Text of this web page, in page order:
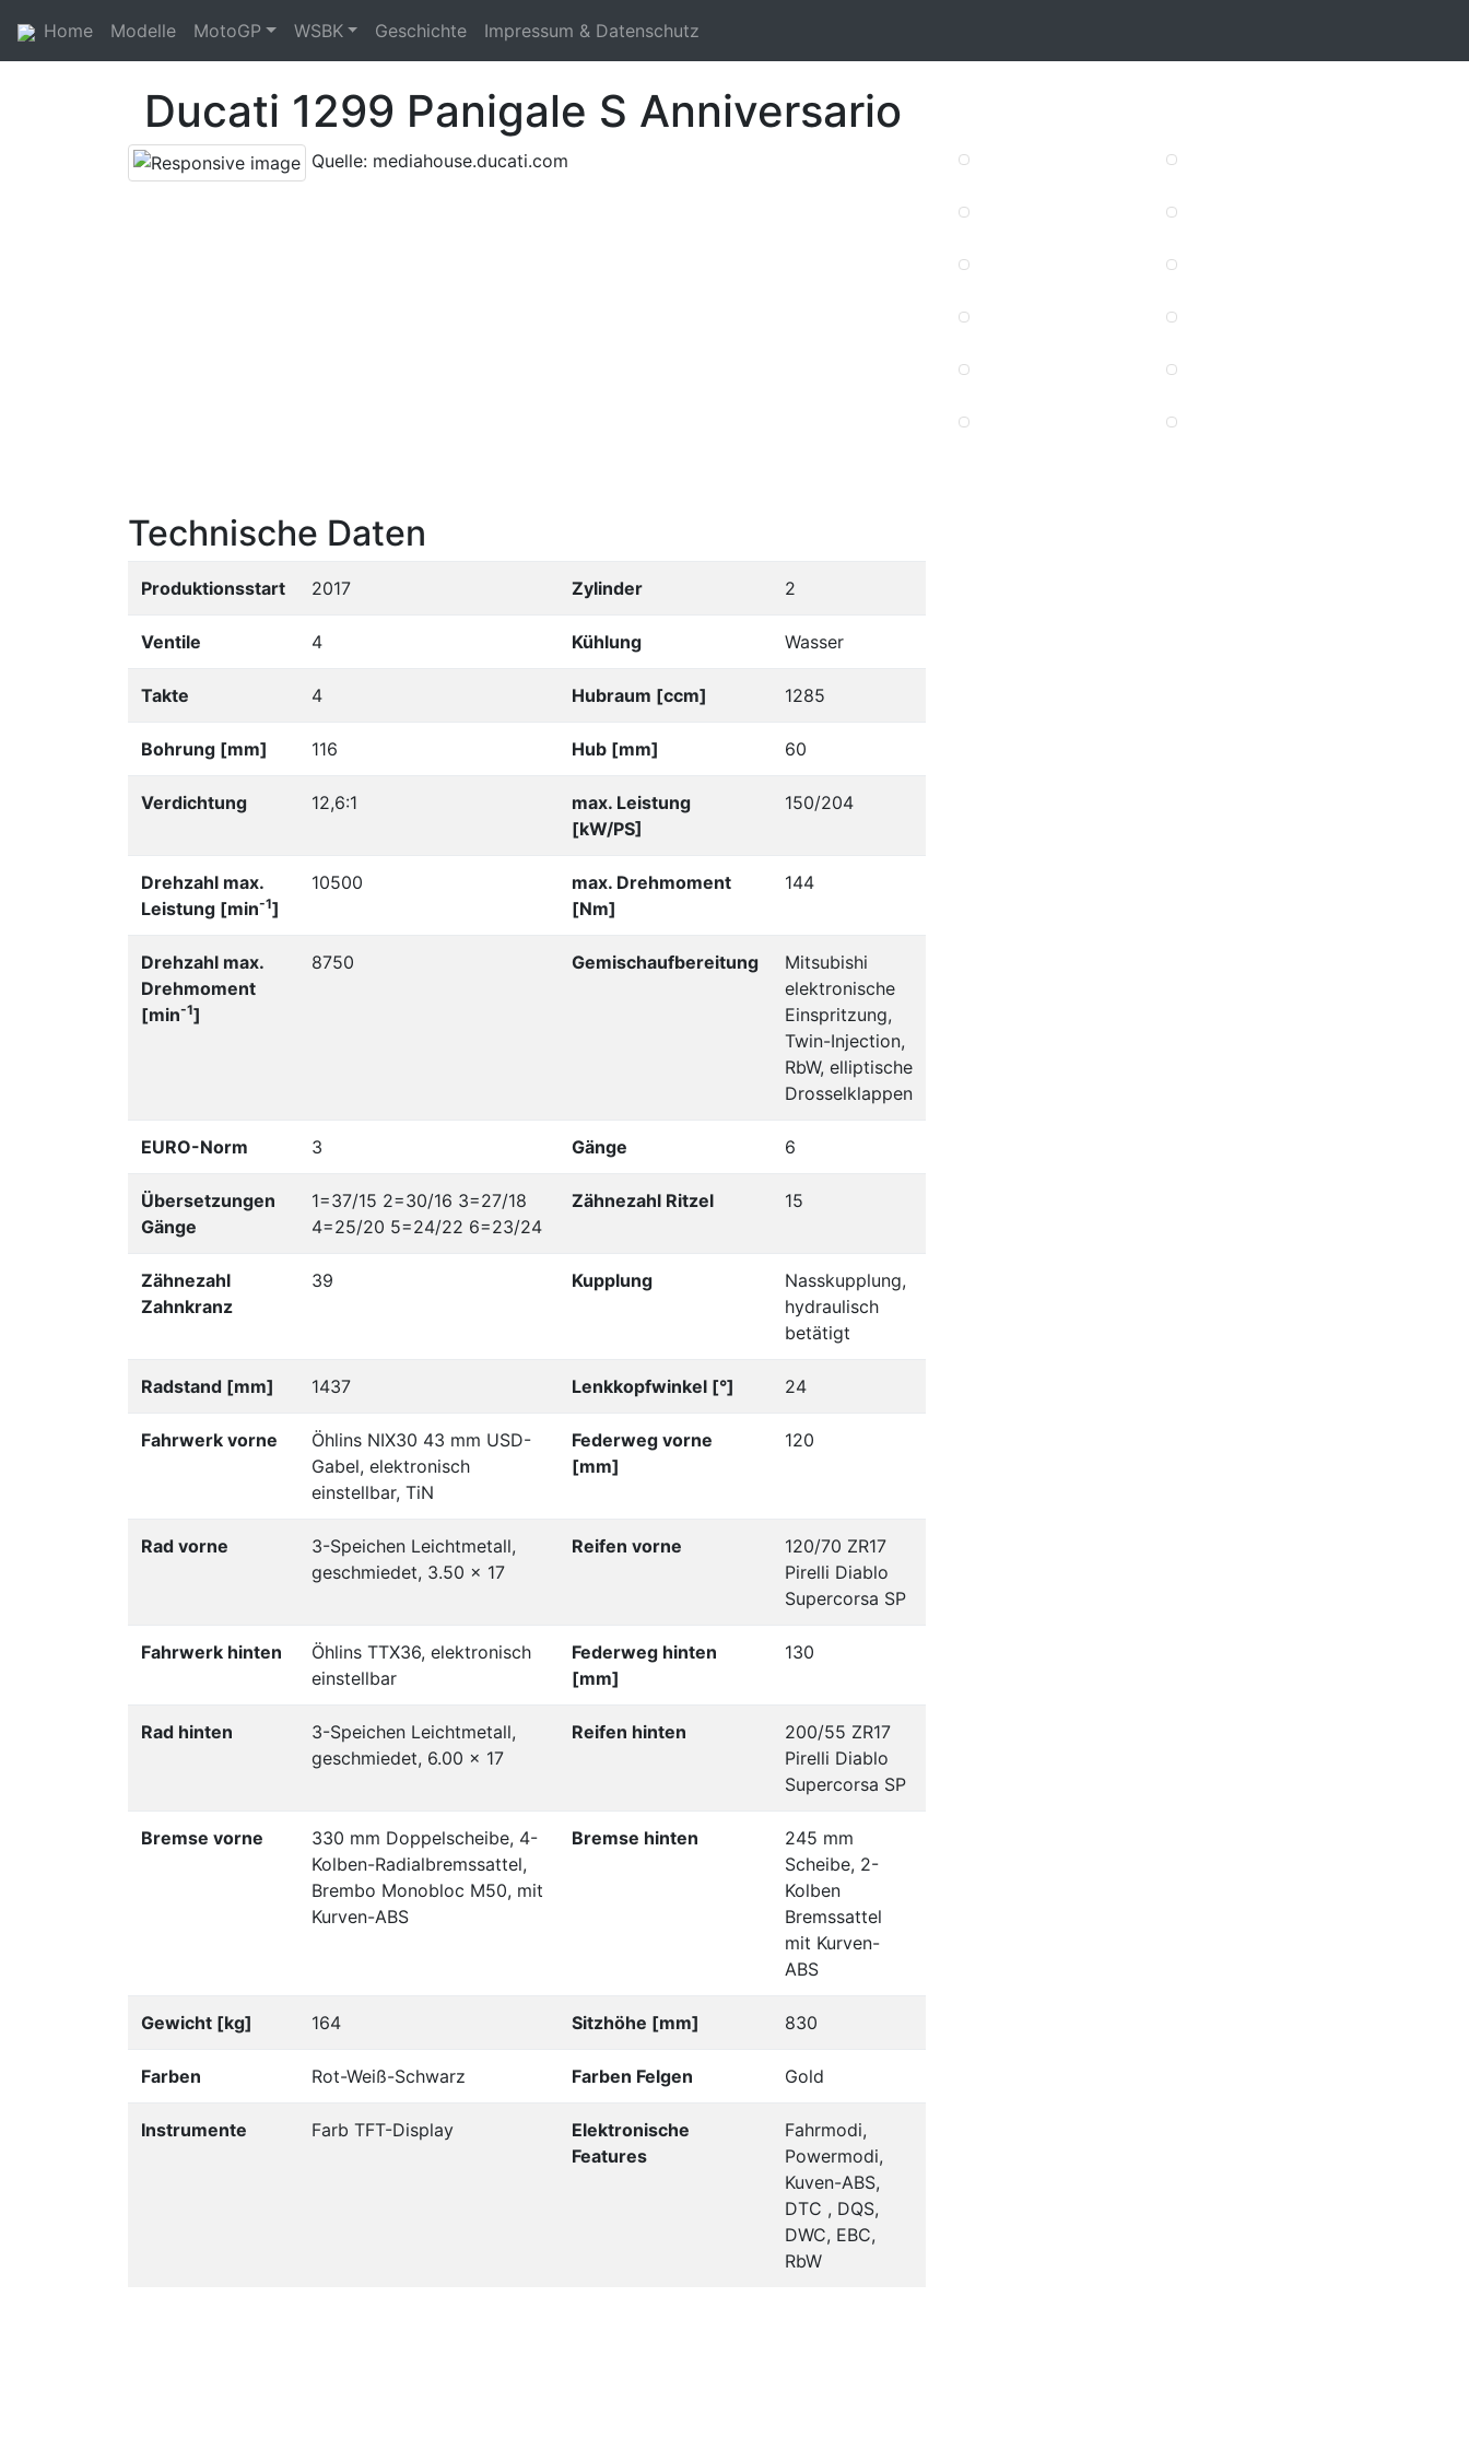
Home Modelle MotoGP WSBK Geschichte Impressum & Datenschutz
Ducati 1299 Panigale S Anniversario
Quelle: mediahouse.ducati.com
Technische Daten
Produktionsstart 2017 Zylinder 2
Ventile 4 Kühlung Wasser
Takte 4 Hubraum [ccm] 1285
Bohrung [mm] 116 Hub [mm] 60
Verdichtung 12,6:1
max. Leistung
[kW/PS]
150/204
Drehzahl max.
Leistung [min-1]
10500
max. Drehmoment
[Nm]
144
Drehzahl max.
Drehmoment
[min-1]
8750 Gemischaufbereitung
Mitsubishi
elektronische
Einspritzung,
Twin-Injection,
RbW, elliptische
Drosselklappen
EURO-Norm 3 Gänge 6
Übersetzungen
Gänge
1=37/15 2=30/16 3=27/18
4=25/20 5=24/22 6=23/24
Zähnezahl Ritzel 15
Zähnezahl
Zahnkranz
39 Kupplung
Nasskupplung,
hydraulisch
betätigt
Radstand [mm] 1437 Lenkkopfwinkel [°] 24
Fahrwerk vorne
Öhlins NIX30 43 mm USD-
Gabel, elektronisch
einstellbar, TiN
Federweg vorne
[mm]
120
Rad vorne
3-Speichen Leichtmetall,
geschmiedet, 3.50 x 17
Reifen vorne
120/70 ZR17
Pirelli Diablo
Supercorsa SP
Fahrwerk hinten
Öhlins TTX36, elektronisch
einstellbar
Federweg hinten
[mm]
130
Rad hinten
3-Speichen Leichtmetall,
geschmiedet, 6.00 x 17
Reifen hinten
200/55 ZR17
Pirelli Diablo
Supercorsa SP
Bremse vorne
330 mm Doppelscheibe, 4-
Kolben-Radialbremssattel,
Brembo Monobloc M50, mit
Kurven-ABS
Bremse hinten
245 mm
Scheibe, 2-
Kolben
Bremssattel
mit Kurven-
ABS
Gewicht [kg] 164 Sitzhöhe [mm] 830
Farben Rot-Weiß-Schwarz Farben Felgen Gold
Instrumente Farb TFT-Display
Elektronische
Features
Fahrmodi,
Powermodi,
Kuven-ABS,
DTC , DQS,
DWC, EBC,
RbW